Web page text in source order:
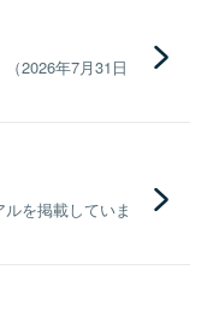
2026年7月31日
を掲載していま